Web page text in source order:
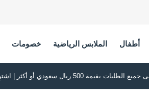
أطفال الملابس الرياضية خصومات